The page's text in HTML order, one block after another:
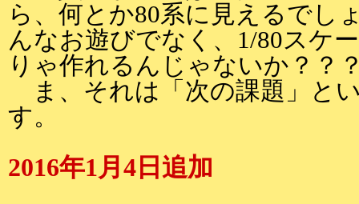
ら、何とか80系に見えるでし
んなお遊びでなく、1/80スケ
りゃ作れるんじゃないか？？
ま、それは「次の課題」と
す。
2016年1月4日追加